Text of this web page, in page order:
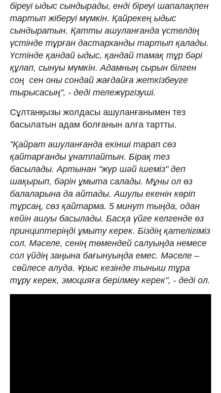
біреуі ыдыс сындырады, енді біреуі шапалақпен
тартып жіберуі мүмкін. Қайрекең ыдыс
сындыратын. Қатты ашуланғанда үстелдің
үстінде тұрған дастарханды тартып қалады.
Үстінде қандай ыдыс, қандай тамақ тұр бәрі
құлап, сынуы мүмкін. Адамның сырын білген
соң сен оны сондай жағдайға жеткізбеуге
тырысасың", - деді тележүргізуші.
Сұлтанқызы жолдасы ашуланғанымен тез
басылатын адам болғанын алға тартты.
"Қайрат ашуланғанда екінші тарап сөз
қайтарғанды ұнатпайтын. Бірақ тез
басылады. Артынан "жүр шәй ішеміз" деп
шақырып, бәрін ұмыта салады. Мұны ол өз
балаларына да айтады. Ашулы екенін көріп
тұрсаң, сөз қайтарма. 5 минут тыңда, одан
кейін ашуы басылады. Басқа үйге келгенде өз
принциптеріңді ұмыту керек. Біздің қателігіміз
сол. Мәселе, сенің төмендей салуыңда немесе
сол үйдің заңына бағынуыңда емес. Мәселе –
сөйлесе алуда. Ұрыс кезінде тыныш тұра
тұру керек, эмоцияға берілмеу керек", - деді ол.